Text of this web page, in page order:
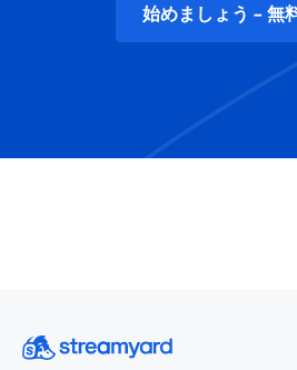
始めましょう - 無